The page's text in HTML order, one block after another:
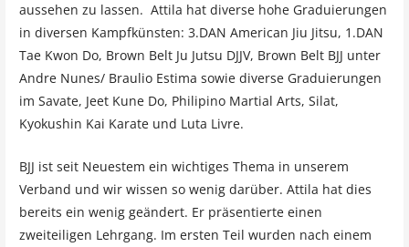
aussehen zu lassen. Attila hat diverse hohe Graduierungen
in diversen Kampfkünsten: 3.DAN American Jiu Jitsu, 1.DAN
Tae Kwon Do, Brown Belt Ju Jutsu DJJV, Brown Belt BJJ unter
Andre Nunes/ Braulio Estima sowie diverse Graduierungen
im Savate, Jeet Kune Do, Philipino Martial Arts, Silat,
Kyokushin Kai Karate und Luta Livre.
BJJ ist seit Neuestem ein wichtiges Thema in unserem
Verband und wir wissen so wenig darüber. Attila hat dies
bereits ein wenig geändert. Er präsentierte einen
zweiteiligen Lehrgang. Im ersten Teil wurden nach einem